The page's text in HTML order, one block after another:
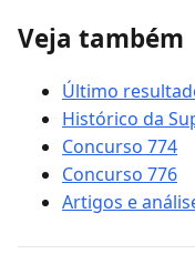
Veja também
Último
Histórico da
Concurso 774
Concurso 776
Artigos e